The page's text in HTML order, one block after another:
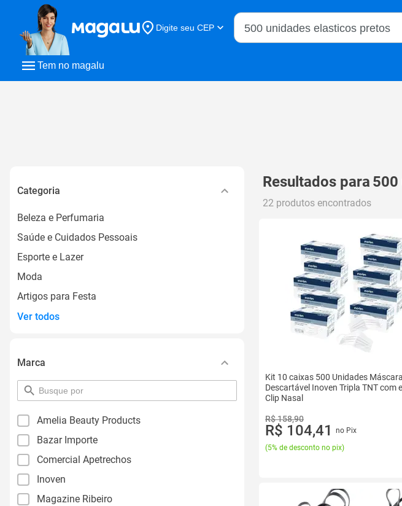
Tem no magalu
Digite seu CEP
Buscar no Magalu
Categoria
Beleza e Perfumaria
Saúde e Cuidados Pessoais
Esporte e Lazer
Moda
Artigos para Festa
Ver todos
Marca
pesquisar
por
Amelia Beauty Products
Bazar Importe
Comercial Apetrechos
Inoven
Magazine Ribeiro
Resultados para 500
22 produtos encontrados
Kit 10 caixas 500 Unidades Máscara
Descartável Inoven Tripla TNT com
Clip Nasal
R$ 158,90
R$ 104,41
no Pix
(5% de desconto no pix)